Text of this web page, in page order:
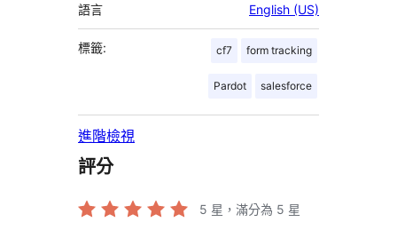
語言 English (US)
標籤: cf7 form tracking
Pardot salesforce
進階檢視
評分
5 星，滿分為 5 星